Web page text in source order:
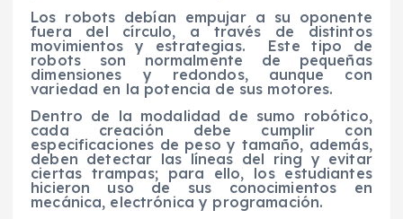
Los robots debían empujar a su oponente
fuera del círculo, a través de distintos
movimientos y estrategias.
Este tipo de
robots son normalmente de pequeñas
dimensiones y redondos, aunque con
variedad en la potencia de sus motores.
Dentro de la modalidad de sumo robótico,
cada creación debe cumplir con
especificaciones de peso y tamaño, además,
deben detectar las líneas del ring y evitar
ciertas trampas; para ello, los estudiantes
hicieron uso de sus conocimientos en
mecánica, electrónica y programación.